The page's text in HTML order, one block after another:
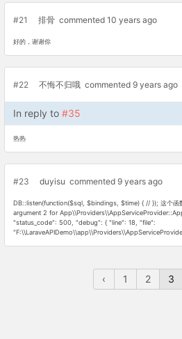
#21 排骨 commented 10 years ago
好的，谢谢你
#22 不悔不归哦 commented 9 years ago
In reply to #35
热热
#23 duyisu commented 9 years ago
DB::listen(function($sql, $bindings, $time) { // }); 这个函
argument 2 for
"status_code": 500, "debug": { "line": 18, "file":
‹ 1 2 3